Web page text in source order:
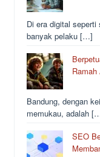
Di era digital
banyak pelaku […]
Bandung, dengan
memukau, adalah
SEO